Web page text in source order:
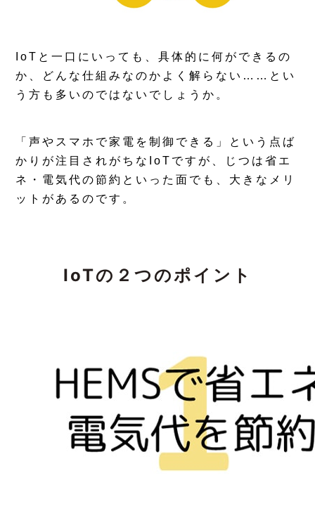
IoTと一口にいっても、具体的に何ができるの
か、どんな仕組みなのかよく解らない……とい
う方も多いのではないでしょうか。
「声やスマホで家電を制御できる」という点ば
かりが注目されがちなIoTですが、じつは省エ
ネ・電気代の節約といった面でも、大きなメリ
ットがあるのです。
IoTの２つのポイント